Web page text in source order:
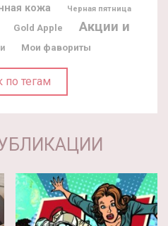
кожа Черная пятница
Gold Apple
Акции и
Мои фавориты
по тегам